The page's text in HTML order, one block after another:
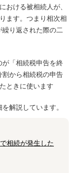
おける被相続人が、
ます。つまり相次相
り返された際の二
「相続税申告を終
割から相続税の申告
ときに使います
解説しています。
相続が発生した